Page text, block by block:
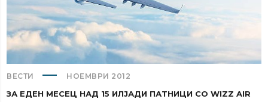
ВЕСТИ НОЕМВРИ 2012
ЗА ЕДЕН МЕСЕЦ НАД 15 ИЛЈАДИ ПАТНИЦИ СО WIZZ AIR